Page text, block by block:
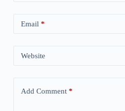
Email *
Website
Add Comment*